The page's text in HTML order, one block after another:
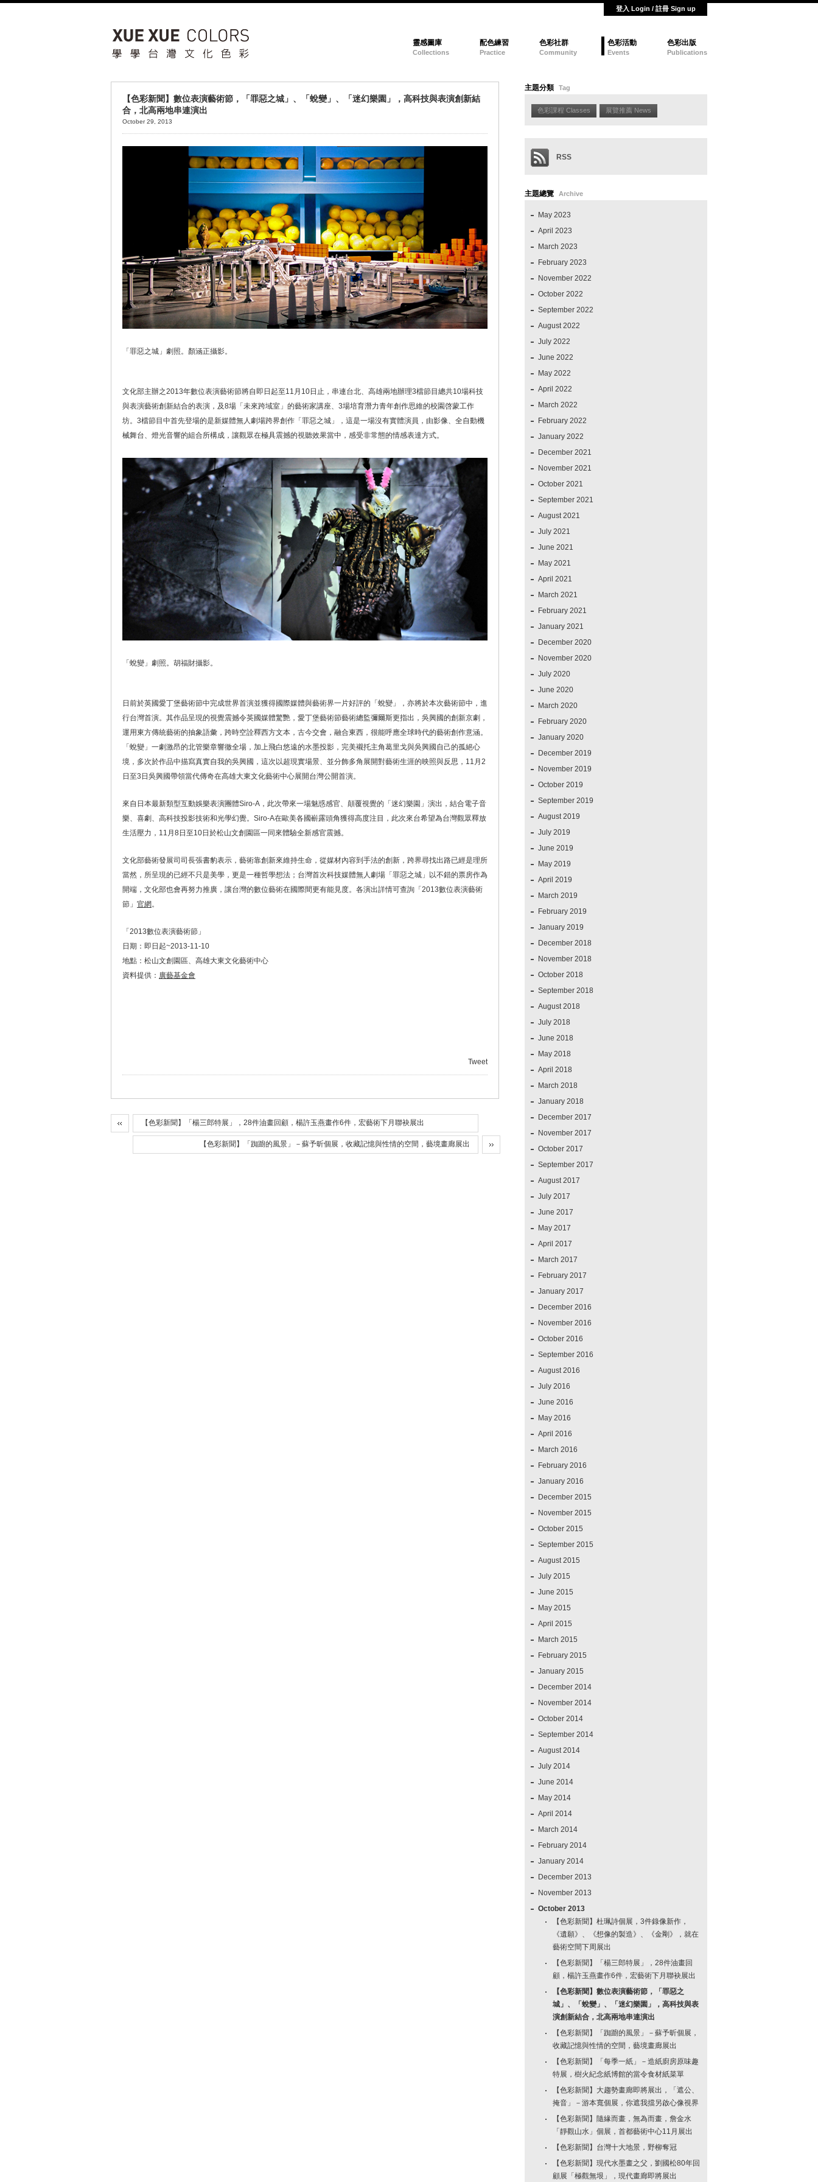
登入 Login / 註冊 Sign up
靈感圖庫
Collections
配色練習
Practice
色彩社群
Community
色彩活動
Events
色彩出版
Publications
【色彩新聞】數位表演藝術節，「罪惡之城」、「蛻變」、「迷幻樂園」，高科技與表演創新結
合，北高兩地串連演出
October 29, 2013
「罪惡之城」劇照。顏涵正攝影。
文化部主辦之2013年數位表演藝術節將自即日起至11月10日止，串連台北、高雄兩地辦理3檔節目總共10場科技
與表演藝術創新結合的表演，及8場「未來跨域室」的藝術家講座、3場培育潛力青年創作思維的校園啓蒙工作
坊。3檔節目中首先登場的是新媒體無人劇場跨界創作「罪惡之城」，這是一場沒有實體演員，由影像、全自動機
械舞台、燈光音響的組合所構成，讓觀眾在極具震撼的視聽效果當中，感受非常態的情感表達方式。
「蛻變」劇照。胡福財攝影。
日前於英國愛丁堡藝術節中完成世界首演並獲得國際媒體與藝術界一片好評的「蛻變」，亦將於本次藝術節中，進
行台灣首演。其作品呈現的視覺震撼令英國媒體驚艷，愛丁堡藝術節藝術總監彌爾斯更指出，吳興國的創新京劇，
運用東方傳統藝術的抽象語彙，跨時空詮釋西方文本，古今交會，融合東西，很能呼應全球時代的藝術創作意涵。
「蛻變」一劇激昂的北管樂章響徹全場，加上飛白悠遠的水墨投影，完美襯托主角葛里戈與吳興國自己的孤絕心
境，多次於作品中描寫真實自我的吳興國，這次以超現實場景、並分飾多角展開對藝術生涯的映照與反思，11月2
日至3日吳興國帶領當代傳奇在高雄大東文化藝術中心展開台灣公開首演。
來自日本最新類型互動娛樂表演團體Siro-A，此次帶來一場魅惑感官、顛覆視覺的「迷幻樂園」演出，結合電子音
樂、喜劇、高科技投影技術和光學幻覺。Siro-A在歐美各國嶄露頭角獲得高度注目，此次來台希望為台灣觀眾釋放
生活壓力，11月8日至10日於松山文創園區一同來體驗全新感官震撼。
文化部藝術發展司司長張書豹表示，藝術靠創新來維持生命，從媒材內容到手法的創新，跨界尋找出路已經是理所
當然，所呈現的已經不只是美學，更是一種哲學想法；台灣首次科技媒體無人劇場「罪惡之城」以不錯的票房作為
開端，文化部也會再努力推廣，讓台灣的數位藝術在國際間更有能見度。各演出詳情可查詢「2013數位表演藝術
節」 官網。
「2013數位表演藝術節」
日期：即日起~2013-11-10
地點：松山文創園區、高雄大東文化藝術中心
資料提供： 廣藝基金會
Tweet
【色彩新聞】「楊三郎特展」，28件油畫回顧，楊許玉燕畫作6件，宏藝術下月聯袂展出
【色彩新聞】「踟躕的風景」－蘇予昕個展，收藏記憶與性情的空間，藝境畫廊展出
主題分類 Tag
色彩課程 Classes 展覽推薦 News
RSS
主題總覽 Archive
May 2023
April 2023
March 2023
February 2023
November 2022
October 2022
September 2022
August 2022
July 2022
June 2022
May 2022
April 2022
March 2022
February 2022
January 2022
December 2021
November 2021
October 2021
September 2021
August 2021
July 2021
June 2021
May 2021
April 2021
March 2021
February 2021
January 2021
December 2020
November 2020
July 2020
June 2020
March 2020
February 2020
January 2020
December 2019
November 2019
October 2019
September 2019
August 2019
July 2019
June 2019
May 2019
April 2019
March 2019
February 2019
January 2019
December 2018
November 2018
October 2018
September 2018
August 2018
July 2018
June 2018
May 2018
April 2018
March 2018
January 2018
December 2017
November 2017
October 2017
September 2017
August 2017
July 2017
June 2017
May 2017
April 2017
March 2017
February 2017
January 2017
December 2016
November 2016
October 2016
September 2016
August 2016
July 2016
June 2016
May 2016
April 2016
March 2016
February 2016
January 2016
December 2015
November 2015
October 2015
September 2015
August 2015
July 2015
June 2015
May 2015
April 2015
March 2015
February 2015
January 2015
December 2014
November 2014
October 2014
September 2014
August 2014
July 2014
June 2014
May 2014
April 2014
March 2014
February 2014
January 2014
December 2013
November 2013
October 2013
【色彩新聞】杜珮詩個展，3件錄像新作，
《遺願》、《想像的製造》、《金剛》，就在
藝術空間下周展出
【色彩新聞】「楊三郎特展」，28件油畫回
顧，楊許玉燕畫作6件，宏藝術下月聯袂展出
【色彩新聞】數位表演藝術節，「罪惡之
城」、「蛻變」、「迷幻樂園」，高科技與表
演創新結合，北高兩地串連演出
【色彩新聞】「踟躕的風景」－蘇予昕個展，
收藏記憶與性情的空間，藝境畫廊展出
【色彩新聞】「每季一紙」－造紙廚房原味趣
特展，樹火紀念紙博館的當令食材紙菜單
【色彩新聞】大趨勢畫廊即將展出，「遮公、
掩音」－游本寬個展，你遮我擋另啟心像視界
【色彩新聞】隨緣而畫，無為而畫，詹金水
「靜觀山水」個展，首都藝術中心11月展出
【色彩新聞】台灣十大地景，野柳奪冠
【色彩新聞】現代水墨畫之父，劉國松80年回
顧展「極觀無垠」，現代畫廊即將展出